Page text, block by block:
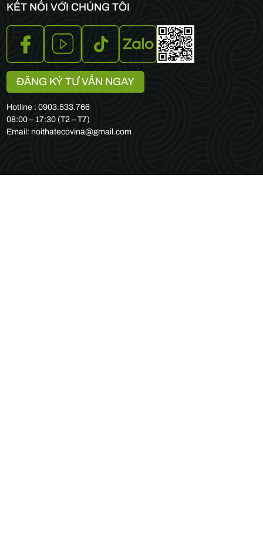
KẾT NỐI VỚI CHÚNG TÔI
ĐĂNG KÝ TƯ VẤN NGAY
Hotline : 0903.533.766
08:00 – 17:30 (T2 – T7)
Email: noithatecovina@gmail.com